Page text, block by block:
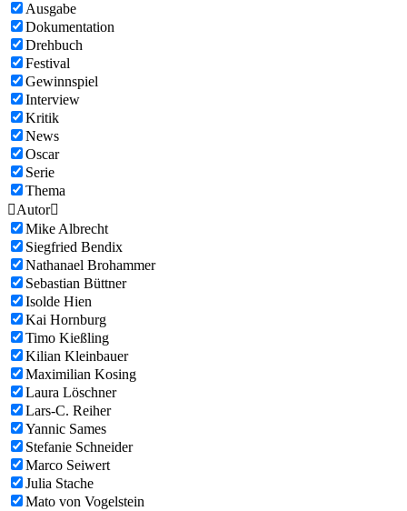
Ausgabe
Dokumentation
Drehbuch
Festival
Gewinnspiel
Interview
Kritik
News
Oscar
Serie
Thema
Autor
Mike Albrecht
Siegfried Bendix
Nathanael Brohammer
Sebastian Büttner
Isolde Hien
Kai Hornburg
Timo Kießling
Kilian Kleinbauer
Maximilian Kosing
Laura Löschner
Lars-C. Reiher
Yannic Sames
Stefanie Schneider
Marco Seiwert
Julia Stache
Mato von Vogelstein